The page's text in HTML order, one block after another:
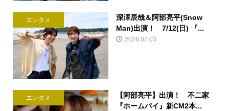
エンタメ
深澤辰哉＆阿部亮平(Snow
Man)出演！ 7/12(日) 『...
2026.07.03
エンタメ
【阿部亮平】出演！ 不二家
『ホームパイ』新CM2本...